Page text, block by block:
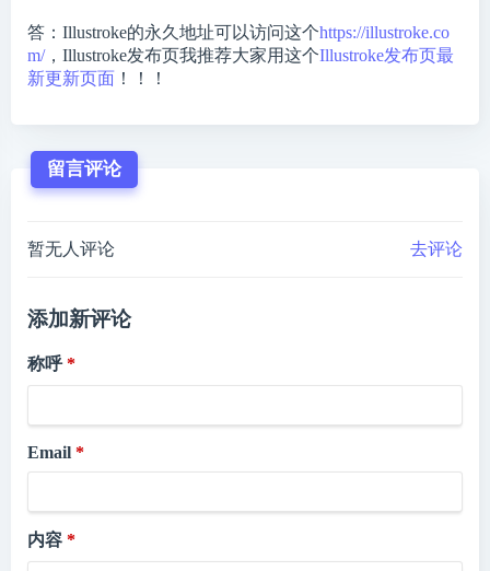
答：Illustroke的永久地址可以访问这个https://illustroke.co
m/，Illustroke发布页我推荐大家用这个Illustroke发布页最
新更新页面 ！！！
留言评论
暂无人评论 去评论
添加新评论
称呼
Email
内容